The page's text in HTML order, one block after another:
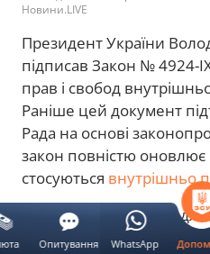
Новини.LIVE
Президент України
підписав Закон № 4924-
прав і свобод
Раніше цей документ
Рада на основі
закон повністю оновлює
стосуються внутрішньо
Про те, що зміниться для
переміщених осіб коли
Опитування WhatsApp